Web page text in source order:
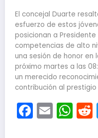
El concejal Duarte
esfuerzo de estos
posicionan a
competencias de alto
una sesión de honor en
próximo martes a las
un merecido
contribución al
Email